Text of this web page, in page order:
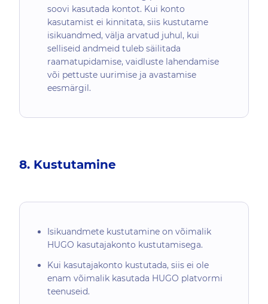
soovi kasutada kontot. Kui konto
kasutamist ei kinnitata, siis kustutame
isikuandmed, välja arvatud juhul, kui
selliseid andmeid tuleb säilitada
raamatupidamise, vaidluste lahendamise
või pettuste uurimise ja avastamise
eesmärgil.
8. Kustutamine
Isikuandmete kustutamine on võimalik
HUGO kasutajakonto kustutamisega.
Kui kasutajakonto kustutada, siis ei ole
enam võimalik kasutada HUGO platvormi
teenuseid.